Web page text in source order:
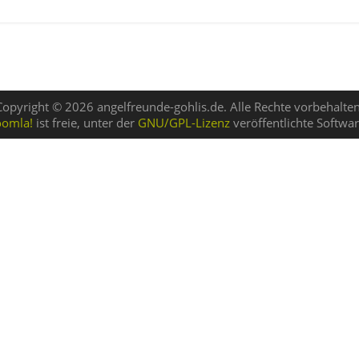
© 2026 angelfreunde-gohlis.de. Alle Rechte
ist freie, unter der GNU/GPL-Lizenzveröffentlichte